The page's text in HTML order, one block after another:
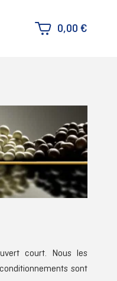
0,00 €
court. Nous les
sont